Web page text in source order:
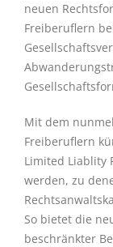
neuen
Freiberuflern
Mit dem
Freiberuflern
Limited Liablity
werden, zu
So bietet die
beschränkter